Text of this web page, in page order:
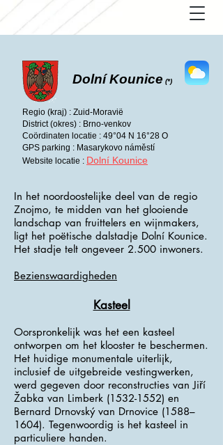
Dolní Kounice (*)
Regio (kraj) : Zuid-Moravië
District (okres) : Brno-venkov
Coördinaten locatie : 49°04 N 16°28 O
GPS parking : Masarykovo náměstí
Website locatie : Dolní Kounice
In het noordoostelijke deel van de regio
Znojmo, te midden van het glooiende
landschap van fruittelers en wijnmakers,
ligt het poëtische dalstadje Dolní Kounice.
Het stadje telt ongeveer 2.500 inwoners.
Bezienswaardigheden
Kasteel
Oorspronkelijk was het een kasteel
ontworpen om het klooster te beschermen.
Het huidige monumentale uiterlijk,
inclusief de uitgebreide vestingwerken,
werd gegeven door reconstructies van Jiří
Žabka van Limberk (1532-1552) en
Bernard Drnovský van Drnovice (1588–
1604). Tegenwoordig is het kasteel in
particuliere handen.